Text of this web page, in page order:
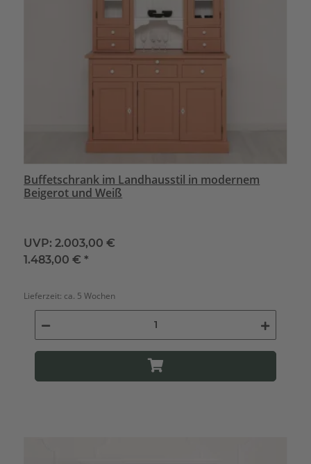
Buffetschrank im Landhausstil in modernem
Beigerot und Weiß
UVP: 2.003,00 €
1.483,00 €*
Lieferzeit: ca. 5 Wochen